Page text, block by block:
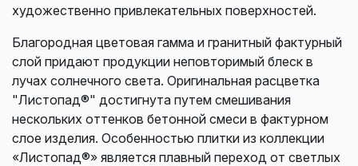
художественно привлекательных поверхностей.
Благородная цветовая гамма и гранитный фактурный
слой придают продукции неповторимый блеск в
лучах солнечного света. Оригинальная расцветка
"Листопад®" достигнута путем смешивания
нескольких оттенков бетонной смеси в фактурном
слое изделия. Особенностью плитки из коллекции
«Листопад®» является плавный переход от светлых